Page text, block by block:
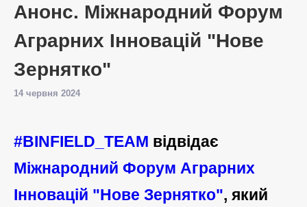
Анонс. Міжнародний Форум
Аграрних Інновацій "Нове
Зернятко"
14 червня 2024
#BINFIELD_TEAM відвідає
Міжнародний Форум Аграрних
Інновацій "Нове Зернятко", який